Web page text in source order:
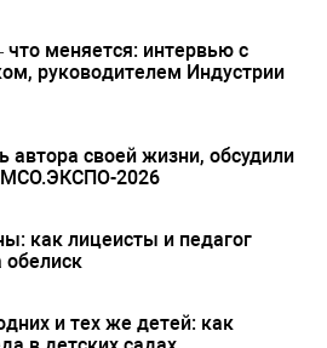
что меняется: интервью с
руководителем Индустрии
автора своей жизни, обсудили
2026
как лицеисты и педагог
обелиск
и тех же детей: как